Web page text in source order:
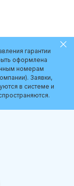
гарантии
оформлена
номерам
Заявки,
в системе и